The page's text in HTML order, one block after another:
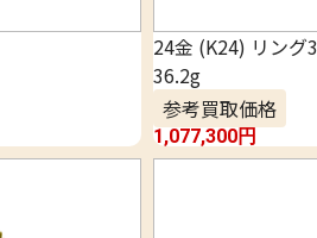
24金 (K24) リング
36.2g
参考買取価格
1,077,300円